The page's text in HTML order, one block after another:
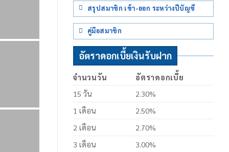
สรุปสมาชิก เข้า-ออก ระหว่างปีบัญชี
คู่มือสมาชิก
อัตราดอกเบี้ยเงินรับฝาก
จำนวนวัน
อัตราดอกเบี้ย
15 วัน
2.30%
1 เดือน
2.50%
2 เดือน
2.70%
3 เดือน
3.00%